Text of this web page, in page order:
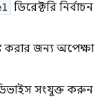
ডিরেক্টরি নির্বাচন
করার জন্য অপেক্ষা
সংযুক্ত করুন